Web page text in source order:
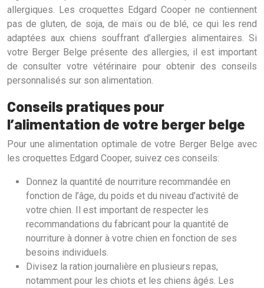
allergiques. Les croquettes Edgard Cooper ne contiennent
pas de gluten, de soja, de maïs ou de blé, ce qui les rend
adaptées aux chiens souffrant d’allergies alimentaires. Si
votre Berger Belge présente des allergies, il est important
de consulter votre vétérinaire pour obtenir des conseils
personnalisés sur son alimentation.
Conseils pratiques pour
l’alimentation de votre berger belge
Pour une alimentation optimale de votre Berger Belge avec
les croquettes Edgard Cooper, suivez ces conseils:
Donnez la quantité de nourriture recommandée en
fonction de l’âge, du poids et du niveau d’activité de
votre chien. Il est important de respecter les
recommandations du fabricant pour la quantité de
nourriture à donner à votre chien en fonction de ses
besoins individuels.
Divisez la ration journalière en plusieurs repas,
notamment pour les chiots et les chiens âgés. Les